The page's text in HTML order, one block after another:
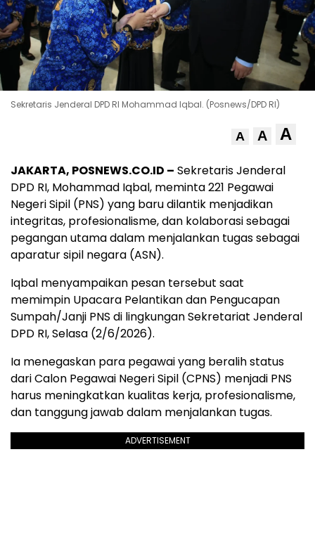
Sekretaris Jenderal DPD RI Mohammad Iqbal. (Posnews/DPD RI)
A A A
JAKARTA, POSNEWS.CO.ID – Sekretaris Jenderal
DPD RI, Mohammad Iqbal, meminta 221 Pegawai
Negeri Sipil (PNS) yang baru dilantik menjadikan
integritas, profesionalisme, dan kolaborasi sebagai
pegangan utama dalam menjalankan tugas sebagai
aparatur sipil negara (ASN).
Iqbal menyampaikan pesan tersebut saat
memimpin Upacara Pelantikan dan Pengucapan
Sumpah/Janji PNS di lingkungan Sekretariat Jenderal
DPD RI, Selasa (2/6/2026).
Ia menegaskan para pegawai yang beralih status
dari Calon Pegawai Negeri Sipil (CPNS) menjadi PNS
harus meningkatkan kualitas kerja, profesionalisme,
dan tanggung jawab dalam menjalankan tugas.
ADVERTISEMENT